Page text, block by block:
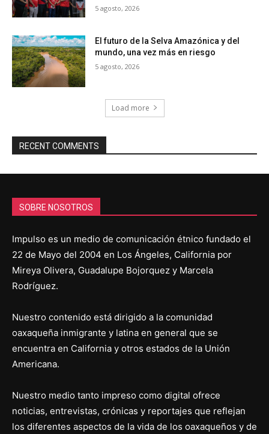
5 agosto, 2026
El futuro de la Selva Amazónica y del
mundo, una vez más en riesgo
5 agosto, 2026
Load more
RECENT COMMENTS
SOBRE NOSOTROS
Impulso es un medio de comunicación étnico fundado el
22 de Mayo del 2004 en Los Ángeles, California por
Mireya Olivera, Guadalupe Bojorquez y Marcela
Rodríguez.
Nuestro contenido está dirigido a la comunidad
oaxaqueña inmigrante y latina en general que se
encuentra en California y otros estados de la Unión
Americana.
Nuestro medio tanto impreso como digital ofrece
noticias, entrevistas, crónicas y reportajes que reflejan
los diferentes aspectos de la vida de los oaxaqueños y de